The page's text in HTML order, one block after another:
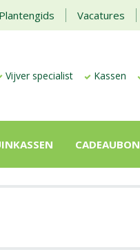
Plantengids Vacatures
Vijver specialist Kassen
CADEAUBON